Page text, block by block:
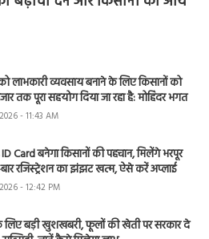
लाभकारी व्यवसाय बनाने के लिए किसानों को
तक पूरा सहयोग दिया जा रहा है: मोहिंदर भगत
- 11:43 AM
Card बनेगा किसानों की पहचान, मिलेंगे भरपूर
रजिस्ट्रेशन का झंझट खत्म, ऐसे करें अप्लाई
- 12:42 PM
लिए बड़ी खुशखबरी, फूलों की खेती पर सरकार दे